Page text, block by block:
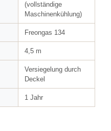
(vollständige
Maschinenkühlung)
Freongas 134
4,5 m
Versiegelung durch
Deckel
1 Jahr